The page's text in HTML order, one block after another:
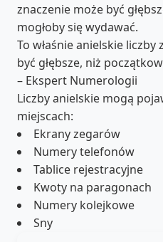
znaczenie może być
mogłoby się wydawać.
To właśnie anielskie
być głębsze, niż
– Ekspert Numerologii
Liczby anielskie mogą
miejscach:
Ekrany zegarów
Numery telefonów
Tablice rejestracyjne
Kwoty na paragonach
Numery kolejkowe
Sny